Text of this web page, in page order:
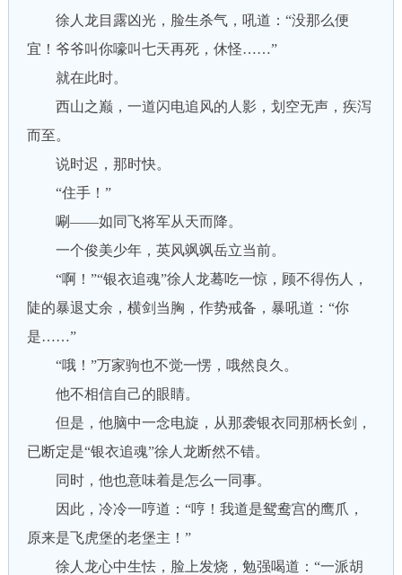
徐人龙目露凶光，脸生杀气，吼道：“没那么便
宜！爷爷叫你嚎叫七天再死，休怪……”
就在此时。
西山之巅，一道闪电追风的人影，划空无声，疾泻
而至。
说时迟，那时快。
“住手！”
唰——如同飞将军从天而降。
一个俊美少年，英风飒飒岳立当前。
“啊！”“银衣追魂”徐人龙蓦吃一惊，顾不得伤人，
陡的暴退丈余，横剑当胸，作势戒备，暴吼道：“你
是……”
“哦！”万家驹也不觉一愣，哦然良久。
他不相信自己的眼睛。
但是，他脑中一念电旋，从那袭银衣同那柄长剑，
已断定是“银衣追魂”徐人龙断然不错。
同时，他也意味着是怎么一同事。
因此，冷冷一哼道：“哼！我道是鸳鸯宫的鹰爪，
原来是飞虎堡的老堡主！”
徐人龙心中生怯，脸上发烧，勉强喝道：“一派胡